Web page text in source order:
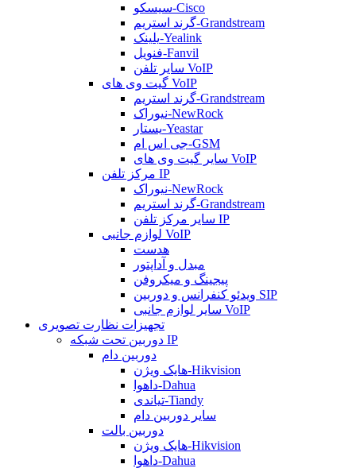
سیسکو-Cisco
گرند استریم-Grandstream
یلینک-Yealink
فنویل-Fanvil
سایر تلفن VoIP
گیت وی های VoIP
گرند استریم-Grandstream
نیوراک-NewRock
یستار-Yeastar
جی اس ام-GSM
سایر گیت وی های VoIP
مرکز تلفن IP
نیوراک-NewRock
گرند استریم-Grandstream
سایر مرکز تلفن IP
لوازم جانبی VoIP
هدست
مبدل و آداپتور
پیجینگ و میکروفن
ویدئو کنفرانس و دوربین SIP
سایر لوازم جانبی VoIP
تجهیزات نظارت تصویری
دوربین تحت شبکه IP
دوربین دام
هایک ویژن-Hikvision
داهوا-Dahua
تیاندی-Tiandy
سایر دوربین دام
دوربین بالت
هایک ویژن-Hikvision
داهوا-Dahua